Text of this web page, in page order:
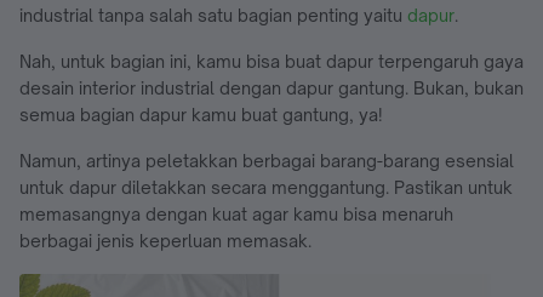
industrial tanpa salah satu bagian penting yaitu dapur.
Nah, untuk bagian ini, kamu bisa buat dapur terpengaruh gaya
desain interior industrial dengan dapur gantung. Bukan, bukan
semua bagian dapur kamu buat gantung, ya!
Namun, artinya peletakkan berbagai barang-barang esensial
untuk dapur diletakkan secara menggantung. Pastikan untuk
memasangnya dengan kuat agar kamu bisa menaruh
berbagai jenis keperluan memasak.